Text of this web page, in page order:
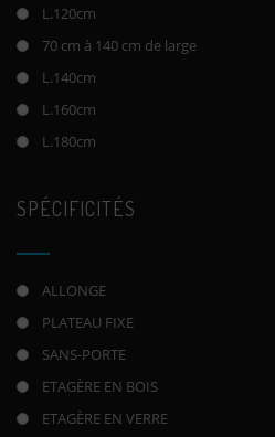
L.120cm
70 cm à 140 cm de large
L.140cm
L.160cm
L.180cm
SPÉCIFICITÉS
ALLONGE
PLATEAU FIXE
SANS-PORTE
ETAGÈRE EN BOIS
ETAGÈRE EN VERRE